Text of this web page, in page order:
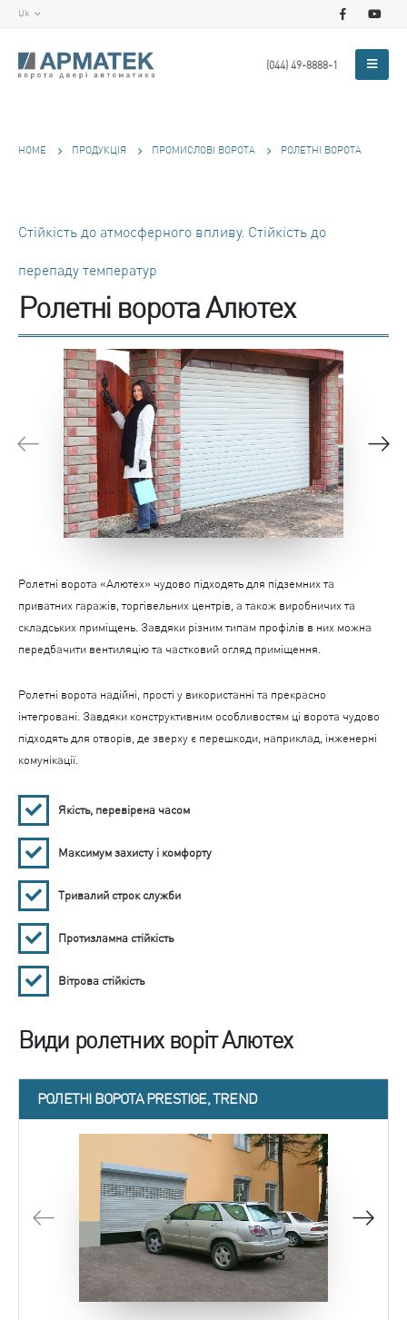
Uk
(044) 49-8888-1
HOME ПРОДУКЦІЯ ПРОМИСЛОВІ ВОРОТА РОЛЕТНІ ВОРОТА
Стійкість до атмосферного впливу. Стійкість до
перепаду температур
Ролетні ворота Алютех
Ролетні ворота «Алютех» чудово підходять для підземних та
приватних гаражів, торгівельних центрів, а також виробничих та
складських приміщень. Завдяки різним типам профілів в них можна
передбачити вентиляцію та частковий огляд приміщення.
Ролетні ворота надійні, прості у використанні та прекрасно
інтегровані. Завдяки конструктивним особливостям ці ворота чудово
підходять для отворів, де зверху є перешкоди, наприклад, інженерні
комунікації.
Якість, перевірена часом
Максимум захисту і комфорту
Тривалий строк служби
Протизламна стійкість
Вітрова стійкість
Види ролетних воріт Алютех
РОЛЕТНІ ВОРОТА PRESTIGE, TREND